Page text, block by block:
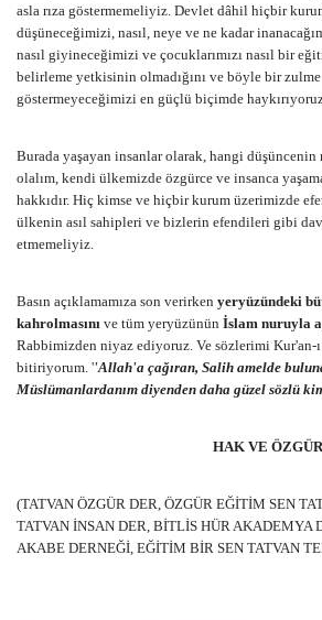
asla rıza göstermemeliyiz. Devlet dâhil hiçbir
düşüneceğimizi, nasıl, neye ve ne kadar
nasıl giyineceğimizi ve çocuklarımızı nasıl bir
belirleme yetkisinin olmadığını ve böyle bir zulme
göstermeyeceğimizi en güçlü biçimde
Burada yaşayan insanlar olarak, hangi düşüncenin
olalım, kendi ülkemizde özgürce ve insanca
hakkıdır. Hiç kimse ve hiçbir kurum üzerimizde
ülkenin asıl sahipleri ve bizlerin efendileri gibi
etmemeliyiz.
Basın açıklamamıza son verirken yeryüzündeki
kahrolmasını ve tüm yeryüzünün İslam nuruyla
Rabbimizden niyaz ediyoruz. Ve sözlerimi Kur'an-
bitiriyorum. ''Allah'a çağıran, Salih amelde
Müslümanlardanım diyenden daha güzel sözlü
HAK VE
(TATVAN ÖZGÜR DER, ÖZGÜR EĞİTİM SEN
TATVAN İNSAN DER, BİTLİS HÜR AKADEMYA
AKABE DERNEĞİ, EĞİTİM BİR SEN TATVAN